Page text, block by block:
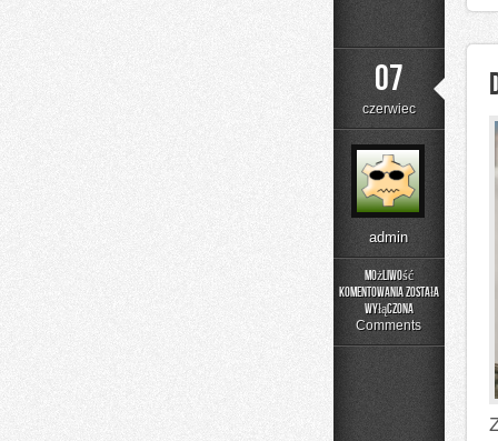
07
czerwiec
admin
Możliwość
komentowania
Domowe
została
wyłączona
Comments